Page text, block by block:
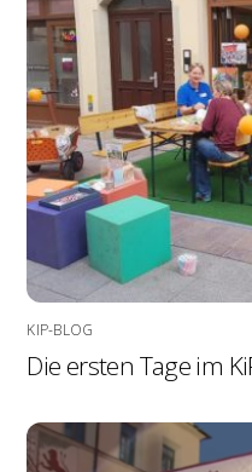
KIP-BLOG
Die ersten Tage im